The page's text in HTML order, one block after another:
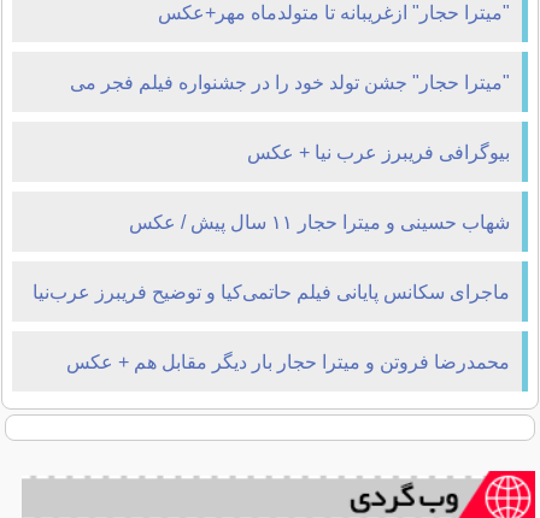
"ميترا حجار" ازغريبانه تا متولدماه مهر+عکس
"میترا حجار" جشن تولد خود را در جشنواره فیلم فجر می
گیرد+تصاوير
بیوگرافی فریبرز عرب نیا + عکس
شهاب حسینی و میترا حجار ۱۱ سال پیش / عکس
ماجرای سکانس پایانی فیلم حاتمی‌کیا و توضیح فریبرز عرب‌نیا
محمدرضا فروتن و میترا حجار بار دیگر مقابل هم + عکس